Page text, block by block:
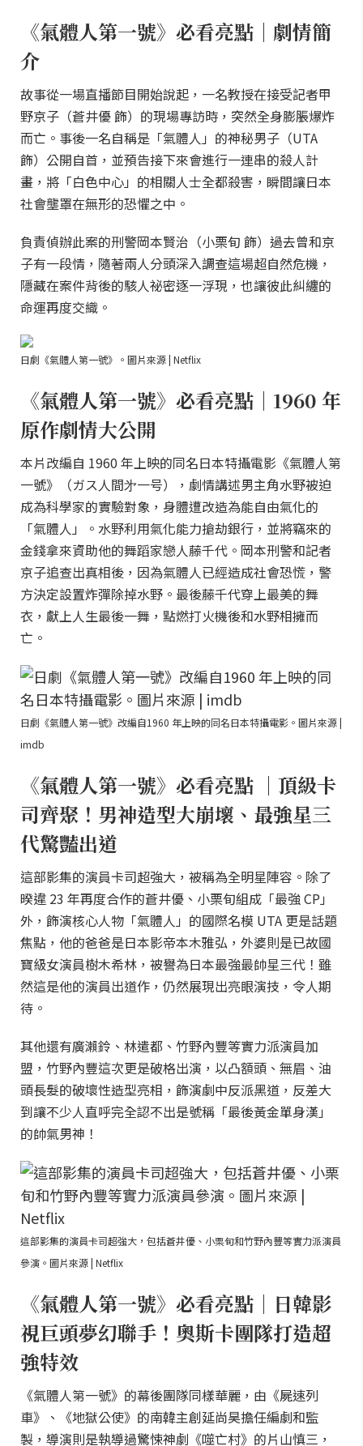
《氣體人第一號》必看亮點｜劇情簡
介
故事從一場直播節目開始說起，一名教授在接受記者甲
野京子（蒼井優 飾）的現場專訪時，突然全身膨脹爆炸
而亡。事後一名自稱是「氣體人」的神秘男子（UTA
飾）公開自首，並預告接下來會進行一連串的殺人計
畫，將「白色中心」的相關人士全都殺害，瞬間讓日本
社會壟罩在無形的恐懼之中。
負責偵辦此案的刑警岡本賢治（小栗旬 飾）過去曾和京
子有一段情，隨著兩人分頭深入調查這場超自然危機，
隱藏在案件背後的駭人祕密逐一浮現，也讓彼此糾纏的
命運再度交織。
日劇《氣體人第一號》。圖片來源 | Netflix
《氣體人第一號》必看亮點｜1960 年
原作劇情大公開
本片改編自 1960 年上映的同名日本特攝電影《氣體人第
一號》（ガス人間㐧一号），劇情講述男主角水野被迫
成為科學家的實驗對象，身體遭改造為能自由氣化的
「氣體人」。水野利用氣化能力搶劫銀行，並將竊來的
金錢拿來資助他的舞蹈家戀人藤千代。岡本刑警和記者
京子追查出真相後，因為氣體人已經造成社會恐慌，警
方決定設置炸彈除掉水野。最後藤千代穿上最美的舞
衣，獻上人生最後一舞，點燃打火機後和水野相擁而
亡。
日劇《氣體人第一號》改編自1960 年上映的同名日本特攝電影。圖片來源 |
imdb
《氣體人第一號》必看亮點 ｜頂級卡
司齊聚！男神造型大崩壞、最強星三
代驚豔出道
這部影集的演員卡司超強大，被稱為全明星陣容。除了
暌違 23 年再度合作的蒼井優、小栗旬組成「最強 CP」
外，飾演核心人物「氣體人」的國際名模 UTA 更是話題
焦點，他的爸爸是日本影帝本木雅弘，外婆則是已故國
寶級女演員樹木希林，被譽為日本最強最帥星三代！雖
然這是他的演員出道作，仍然展現出亮眼演技，令人期
待。
其他還有廣瀨鈴、林遣都、竹野內豐等實力派演員加
盟，竹野內豐這次更是破格出演，以凸額頭、無眉、油
頭長髮的破壞性造型亮相，飾演劇中反派黑道，反差大
到讓不少人直呼完全認不出是號稱「最後黃金單身漢」
的帥氣男神！
這部影集的演員卡司超強大，包括蒼井優、小栗旬和竹野內豐等實力派演員
參演。圖片來源 | Netflix
《氣體人第一號》必看亮點｜日韓影
視巨頭夢幻聯手！奧斯卡團隊打造超
強特效
《氣體人第一號》的幕後團隊同樣華麗，由《屍速列
車》、《地獄公使》的南韓主創延尚昊擔任編劇和監
製，導演則是執導過驚悚神劇《噬亡村》的片山慎三，